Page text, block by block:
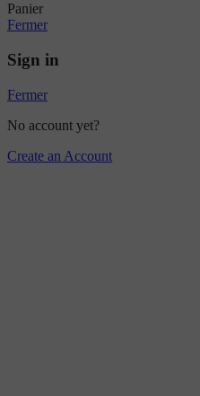
Panier
Fermer
Sign in
Fermer
No account yet?
Create an Account